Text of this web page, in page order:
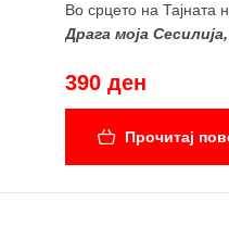
Во срцето на Тајната
Драга моја
неговата најдлабока,
имате изградено
Сесилија Фицпатрик
390 ден
Прочитај